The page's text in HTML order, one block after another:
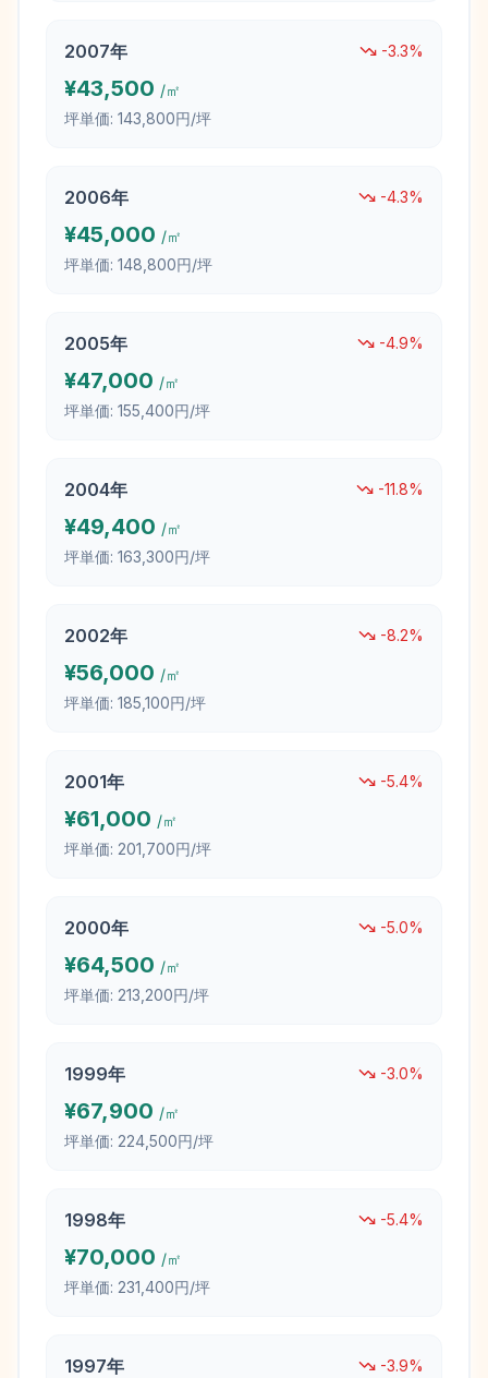
2007年 -3.3%
¥43,500 /㎡
坪単価: 143,800円/坪
2006年 -4.3%
¥45,000 /㎡
坪単価: 148,800円/坪
2005年 -4.9%
¥47,000 /㎡
坪単価: 155,400円/坪
2004年 -11.8%
¥49,400 /㎡
坪単価: 163,300円/坪
2002年 -8.2%
¥56,000 /㎡
坪単価: 185,100円/坪
2001年 -5.4%
¥61,000 /㎡
坪単価: 201,700円/坪
2000年 -5.0%
¥64,500 /㎡
坪単価: 213,200円/坪
1999年 -3.0%
¥67,900 /㎡
坪単価: 224,500円/坪
1998年 -5.4%
¥70,000 /㎡
坪単価: 231,400円/坪
1997年 -3.9%